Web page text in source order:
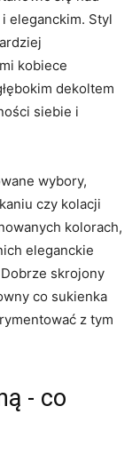
eleganckim. Styl
kobiece
dekoltem
‍siebie ⁢i
wybory,
czy ⁤kolacji
kolorach,
eleganckie
skrojony
co sukienka
z tym
‍- ‌co